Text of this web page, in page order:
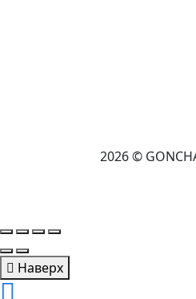
2026 ©
Наверх